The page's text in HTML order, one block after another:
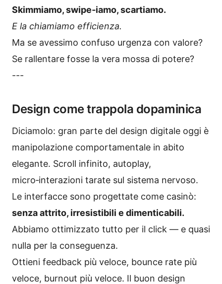
Skimmiamo, swipe‑iamo, scartiamo.
E la chiamiamo efficienza.
Ma se avessimo confuso urgenza con valore?
Se rallentare fosse la vera mossa di potere?
---
Design come trappola dopaminica
Diciamolo: gran parte del design digitale oggi è
manipolazione comportamentale in abito
elegante. Scroll infinito, autoplay,
micro‑interazioni tarate sul sistema nervoso.
Le interfacce sono progettate come casinò:
senza attrito, irresistibili e dimenticabili.
Abbiamo ottimizzato tutto per il click — e quasi
nulla per la conseguenza.
Ottieni feedback più veloce, bounce rate più
veloce, burnout più veloce. Il buon design